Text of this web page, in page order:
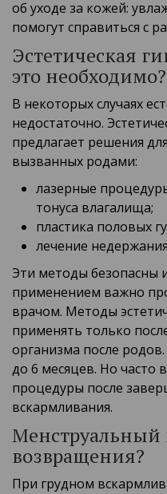
об уходе за кожей:
помогут справиться с
Эстетическая
это необходимо?
В некоторых случаях
недостаточно.
предлагает решения
вызванных родами:
лазерные
тонуса влагалища;
пластика половых
лечение
Эти методы безопасны
применением важно
врачом. Методы
применять только
организма после
до 6 месяцев. Но часто
процедуры после
вскармливания.
Менструальный
возвращения?
При грудном